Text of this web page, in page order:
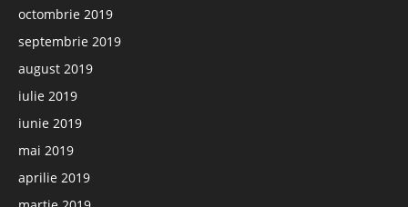
octombrie 2019
septembrie 2019
august 2019
iulie 2019
iunie 2019
mai 2019
aprilie 2019